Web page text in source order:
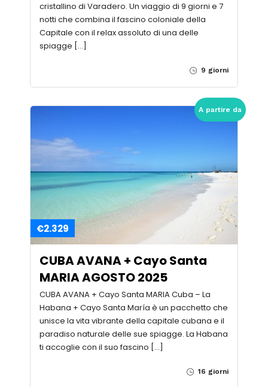
cristallino di Varadero. Un viaggio di 9 giorni e 7
notti che combina il fascino coloniale della
Capitale con il relax assoluto di una delle
spiagge […]
9 giorni
A partire da
€2.329
CUBA AVANA + Cayo Santa
MARIA AGOSTO 2025
CUBA AVANA + Cayo Santa MARIA Cuba – La
Habana + Cayo Santa María è un pacchetto che
unisce la vita vibrante della capitale cubana e il
paradiso naturale delle sue spiagge. La Habana
ti accoglie con il suo fascino […]
16 giorni